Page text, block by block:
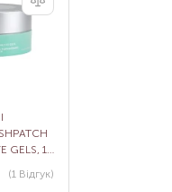
GELS, 15
(1 Відгук)